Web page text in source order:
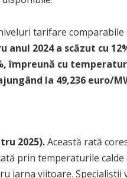
tarifare comparabile
2024 a scăzut cu
împreună cu
la 49,236 euro/
2025).Această rată
prin temperaturile calde
iarna viitoare. Specialiștii